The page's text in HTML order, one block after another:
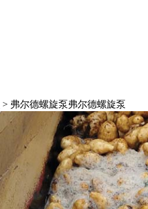
> 弗尔德螺旋泵弗尔德螺旋泵